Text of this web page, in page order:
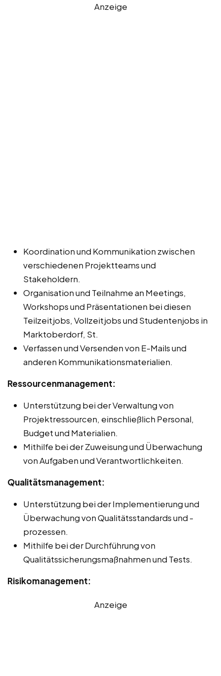
Anzeige
Koordination und Kommunikation zwischen
verschiedenen Projektteams und
Stakeholdern.
Organisation und Teilnahme an Meetings,
Workshops und Präsentationen bei diesen
Teilzeitjobs, Vollzeitjobs und Studentenjobs in
Marktoberdorf, St.
Verfassen und Versenden von E-Mails und
anderen Kommunikationsmaterialien.
Ressourcenmanagement:
Unterstützung bei der Verwaltung von
Projektressourcen, einschließlich Personal,
Budget und Materialien.
Mithilfe bei der Zuweisung und Überwachung
von Aufgaben und Verantwortlichkeiten.
Qualitätsmanagement:
Unterstützung bei der Implementierung und
Überwachung von Qualitätsstandards und -
prozessen.
Mithilfe bei der Durchführung von
Qualitätssicherungsmaßnahmen und Tests.
Risikomanagement:
Anzeige